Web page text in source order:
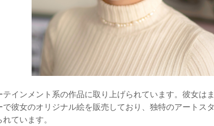
インメント系の作品に取り上げられています。彼女はま
彼女のオリジナル絵を販売しており、独特のアートスタ
ています。